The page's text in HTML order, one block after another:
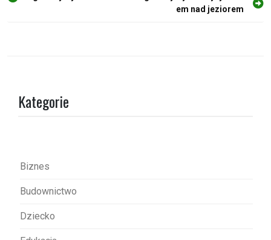
em nad jeziorem
Kategorie
Biznes
Budownictwo
Dziecko